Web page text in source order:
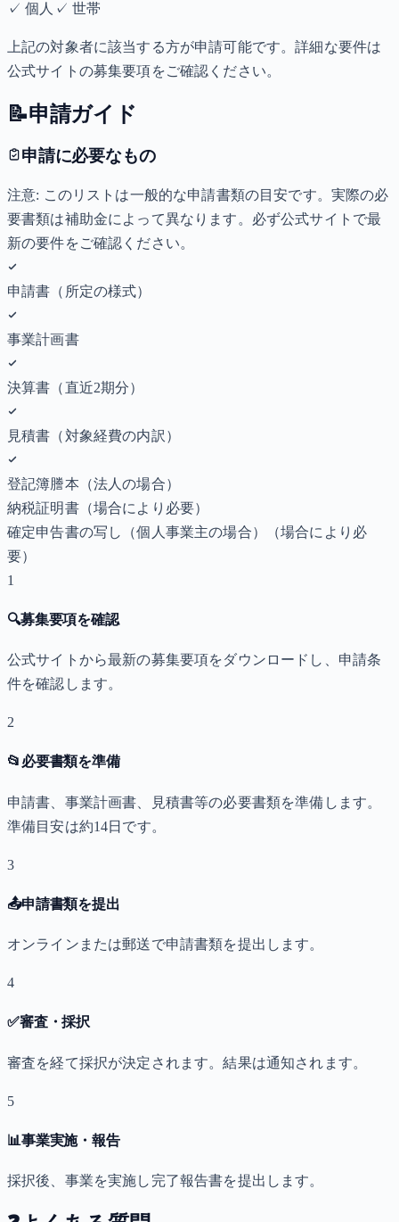
✓個人 ✓ 世帯
上記の対象者に該当する方が申請可能です。詳細な要件は
公式サイトの募集要項をご確認ください。
📝申請ガイド
申請に必要なもの
注意: このリストは一般的な申請書類の目安です。実際の必
要書類は補助金によって異なります。必ず公式サイトで最
新の要件をご確認ください。
申請書（所定の様式）
事業計画書
決算書（直近2期分）
見積書（対象経費の内訳）
登記簿謄本（法人の場合）
納税証明書（場合により必要）
確定申告書の写し（個人事業主の場合）
（場合により必
要）
1
🔍募集要項を確認
公式サイトから最新の募集要項をダウンロードし、申請条
件を確認します。
2
📂 必要書類を準備
申請書、事業計画書、見積書等の必要書類を準備します。
準備目安は約14日です。
3
📤申請書類を提出
オンラインまたは郵送で申請書類を提出します。
4
✅審査・採択
審査を経て採択が決定されます。結果は通知されます。
5
📊事業実施・報告
採択後、事業を実施し完了報告書を提出します。